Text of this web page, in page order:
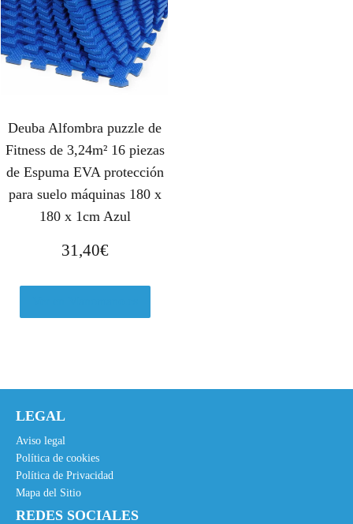
Deuba Alfombra puzzle de
Fitness de 3,24m² 16 piezas
de Espuma EVA protección
para suelo máquinas 180 x
180 x 1cm Azul
31,40€
LEGAL
Aviso legal
Política de cookies
Política de Privacidad
Mapa del Sitio
REDES SOCIALES